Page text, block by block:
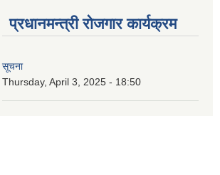
प्रधानमन्त्री रोजगार कार्यक्रम
सूचना
Thursday, April 3, 2025 - 18:50